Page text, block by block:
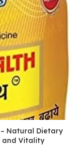
– Natural Dietary
and Vitality